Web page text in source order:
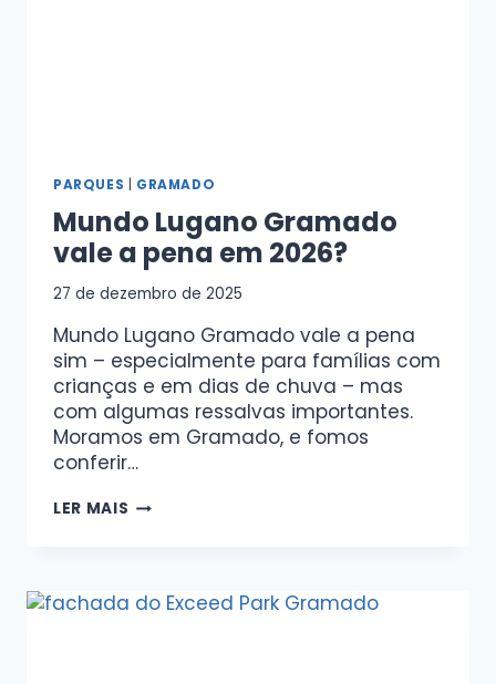
PARQUES GRAMADO
Mundo Lugano Gramado
vale a pena em 2026?
27 de dezembro de 2025
Mundo Lugano Gramado vale a pena
sim – especialmente para famílias com
crianças e em dias de chuva – mas
com algumas ressalvas importantes.
Moramos em Gramado, e fomos
conferir…
LER MAIS